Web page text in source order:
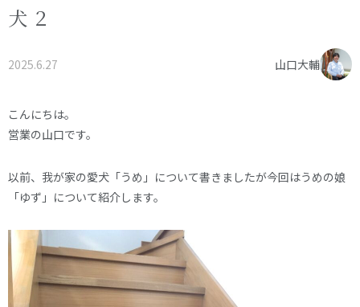
お電話でのご相談はお気軽に
TEL.0574-60-1161
受付時間：9:00～17:00
スタッフブログ
オーナー様へ
資料請求・お問い合わせ
犬２
2025.6.27 山口大輔
こんにちは。
営業の山口です。
以前、我が家の愛犬「うめ」について書きましたが今回はうめの娘
「ゆず」について紹介します。